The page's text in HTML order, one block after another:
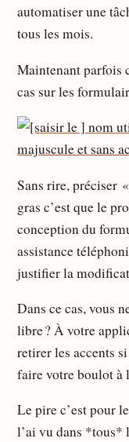
automatiser une
tous les mois.
Maintenant parfois
cas sur les
Sans rire, préciser
gras c’est que le
conception du
assistance
justifier la
Dans ce cas, vous
libre ? À votre
retirer les accents
faire votre boulot à
Le pire c’est pour
l’ai vu dans *tous*